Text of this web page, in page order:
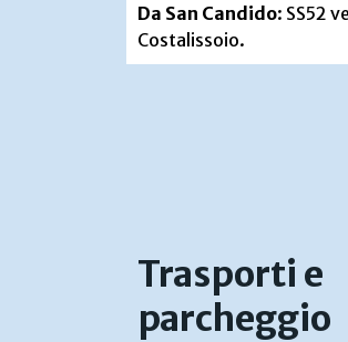
Da San Candido: SS52
Costalissoio.
Trasporti e
parcheggio